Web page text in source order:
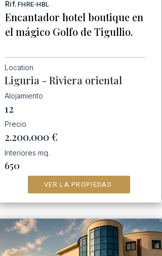
Rif.FHRE-HBL
Encantador hotel boutique en
el mágico Golfo de Tigullio.
Location
Liguria - Riviera oriental
Alojamiento
12
Precio
2.200.000€
Interiores mq.
650
VER LA PROPIEDAD